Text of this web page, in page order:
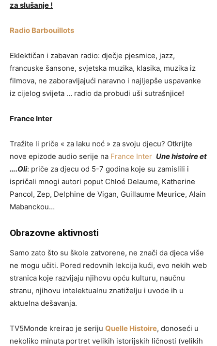
za slušanje !
Radio Barbouillots
Eklektičan i zabavan radio: dječje pjesmice, jazz,
francuske šansone, svjetska muzika, klasika, muzika iz
filmova, ne zaboravljajući naravno i najljepše uspavanke
iz cijelog svijeta … radio da probudi uši sutrašnjice!
France Inter
Tražite li priče « za laku noć » za svoju djecu? Otkrijte
nove epizode audio serije na France Inter Une histoire et
….Oli: priče za djecu od 5-7 godina koje su zamislili i
ispričali mnogi autori poput Chloé Delaume, Katherine
Pancol, Zep, Delphine de Vigan, Guillaume Meurice, Alain
Mabanckou…
Obrazovne aktivnosti
Samo zato što su škole zatvorene, ne znači da djeca više
ne mogu učiti. Pored redovnih lekcija kući, evo nekih web
stranica koje razvijaju njihovu opću kulturu, naučnu
stranu, njihovu intelektualnu znatiželju i uvode ih u
aktuelna dešavanja.
TV5Monde kreirao je seriju Quelle Histoire, donoseći u
nekoliko minuta portret velikih istorijskih ličnosti (velikih